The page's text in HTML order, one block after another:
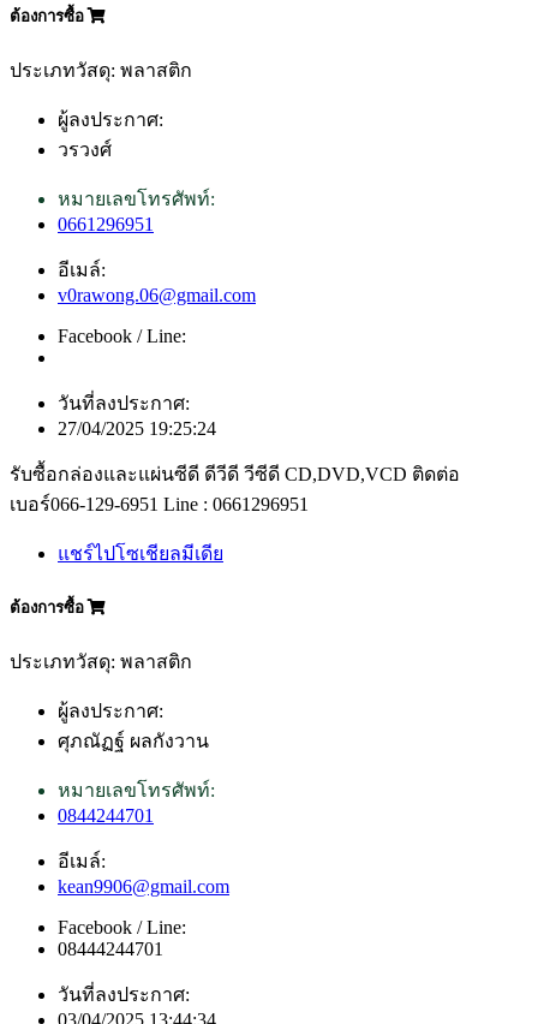
ต้องการซื้อ
ประเภทวัสดุ: พลาสติก
ผู้ลงประกาศ:
วรวงศ์
หมายเลขโทรศัพท์:
0661296951
อีเมล์:
v0rawong.06@gmail.com
Facebook / Line:
วันที่ลงประกาศ:
27/04/2025 19:25:24
รับซื้อกล่องและแผ่นซีดี ดีวีดี วีซีดี CD,DVD,VCD ติดต่อ
เบอร์066-129-6951 Line : 0661296951
แชร์ไปโซเชียลมีเดีย
ต้องการซื้อ
ประเภทวัสดุ: พลาสติก
ผู้ลงประกาศ:
ศุภณัฏฐ์ ผลกังวาน
หมายเลขโทรศัพท์:
0844244701
อีเมล์:
kean9906@gmail.com
Facebook / Line:
08444244701
วันที่ลงประกาศ: